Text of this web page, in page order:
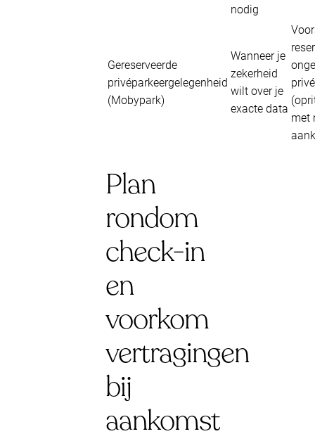
nodig
Gereserveerde
privéparkeergelegenheid
(Mobypark)
Wanneer je
zekerheid
wilt over je
exacte data
met
Plan
rondom
check-in
en
voorkom
vertragingen
bij
aankomst